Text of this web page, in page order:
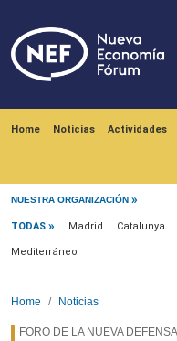
Home Noticias Actividades
NUESTRA ORGANIZACIÓN
Menú noticias
TODAS Madrid Catalunya
Mediterráneo
Home Noticias
FORO DE LA NUEVA